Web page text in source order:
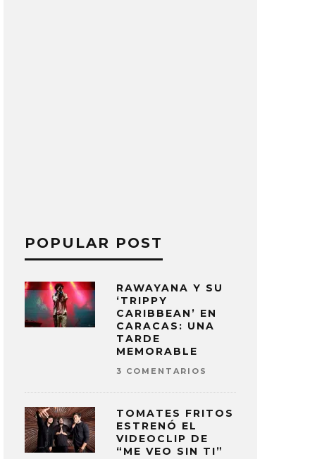
POPULAR POST
RAWAYANA Y SU
‘TRIPPY
CARIBBEAN’ EN
CARACAS: UNA
TARDE
MEMORABLE
3 COMENTARIOS
TOMATES FRITOS
ESTRENÓ EL
VIDEOCLIP DE
“ME VEO SIN TI”